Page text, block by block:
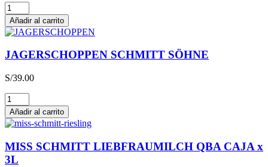
Glühwein
cantidad
Añadir al carrito
JAGERSCHOPPEN SCHMITT SÖHNE
S/39.00
JAGERSCHOPPEN
SCHMITT
SÖHNE
cantidad
Añadir al carrito
MISS SCHMITT LIEBFRAUMILCH QBA CAJA x
3L